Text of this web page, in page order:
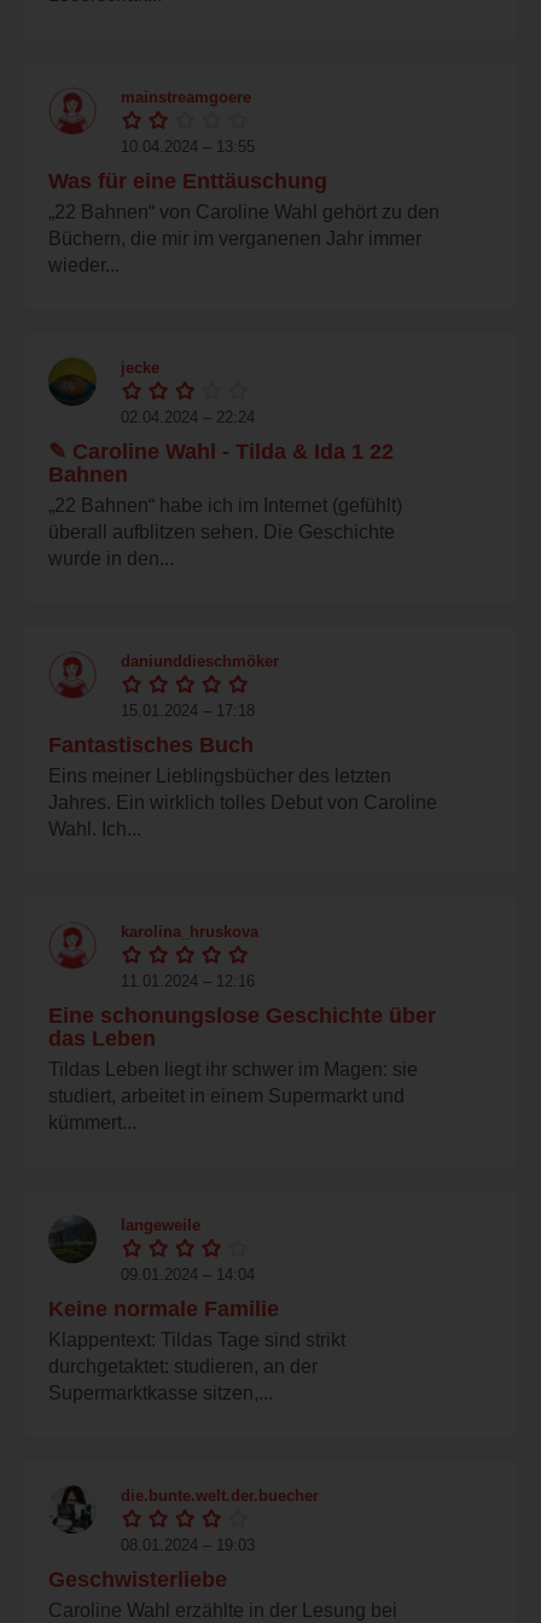
mainstreamgoere
10.04.2024 – 13:55
Was für eine Enttäuschung
„22 Bahnen“ von Caroline Wahl gehört zu den
Büchern, die mir im verganenen Jahr immer
wieder...
jecke
02.04.2024 – 22:24
✎ Caroline Wahl - Tilda & Ida 1 22
Bahnen
„22 Bahnen“ habe ich im Internet (gefühlt)
überall aufblitzen sehen. Die Geschichte
wurde in den...
daniunddieschmöker
15.01.2024 – 17:18
Fantastisches Buch
Eins meiner Lieblingsbücher des letzten
Jahres. Ein wirklich tolles Debut von Caroline
Wahl. Ich...
karolina_hruskova
11.01.2024 – 12:16
Eine schonungslose Geschichte über
das Leben
Tildas Leben liegt ihr schwer im Magen: sie
studiert, arbeitet in einem Supermarkt und
kümmert...
langeweile
09.01.2024 – 14:04
Keine normale Familie
Klappentext: Tildas Tage sind strikt
durchgetaktet: studieren, an der
Supermarktkasse sitzen,...
die.bunte.welt.der.buecher
08.01.2024 – 19:03
Geschwisterliebe
Caroline Wahl erzählte in der Lesung bei